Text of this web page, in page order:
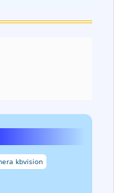
kbvision